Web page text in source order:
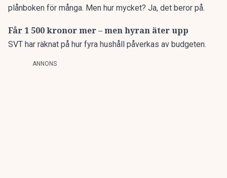
plånboken för många. Men hur mycket? Ja, det beror på.
Får 1 500 kronor mer – men hyran äter upp
SVT har räknat på hur fyra hushåll påverkas av budgeten.
ANNONS